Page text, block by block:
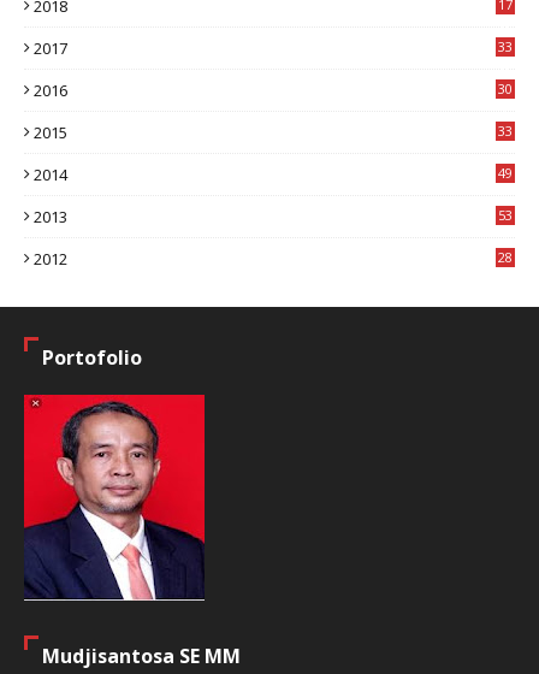
2018
17
2017
33
2016
30
2015
33
2014
49
2013
53
2012
28
Portofolio
Mudjisantosa SE MM